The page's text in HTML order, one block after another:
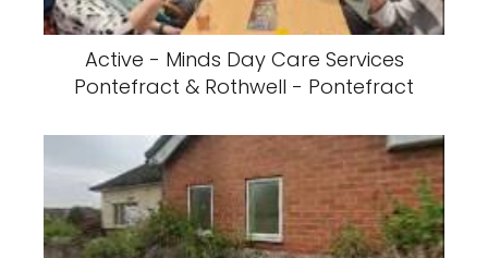
Active - Minds Day Care Services
Pontefract & Rothwell - Pontefract